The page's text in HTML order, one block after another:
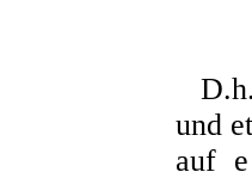
und
auf